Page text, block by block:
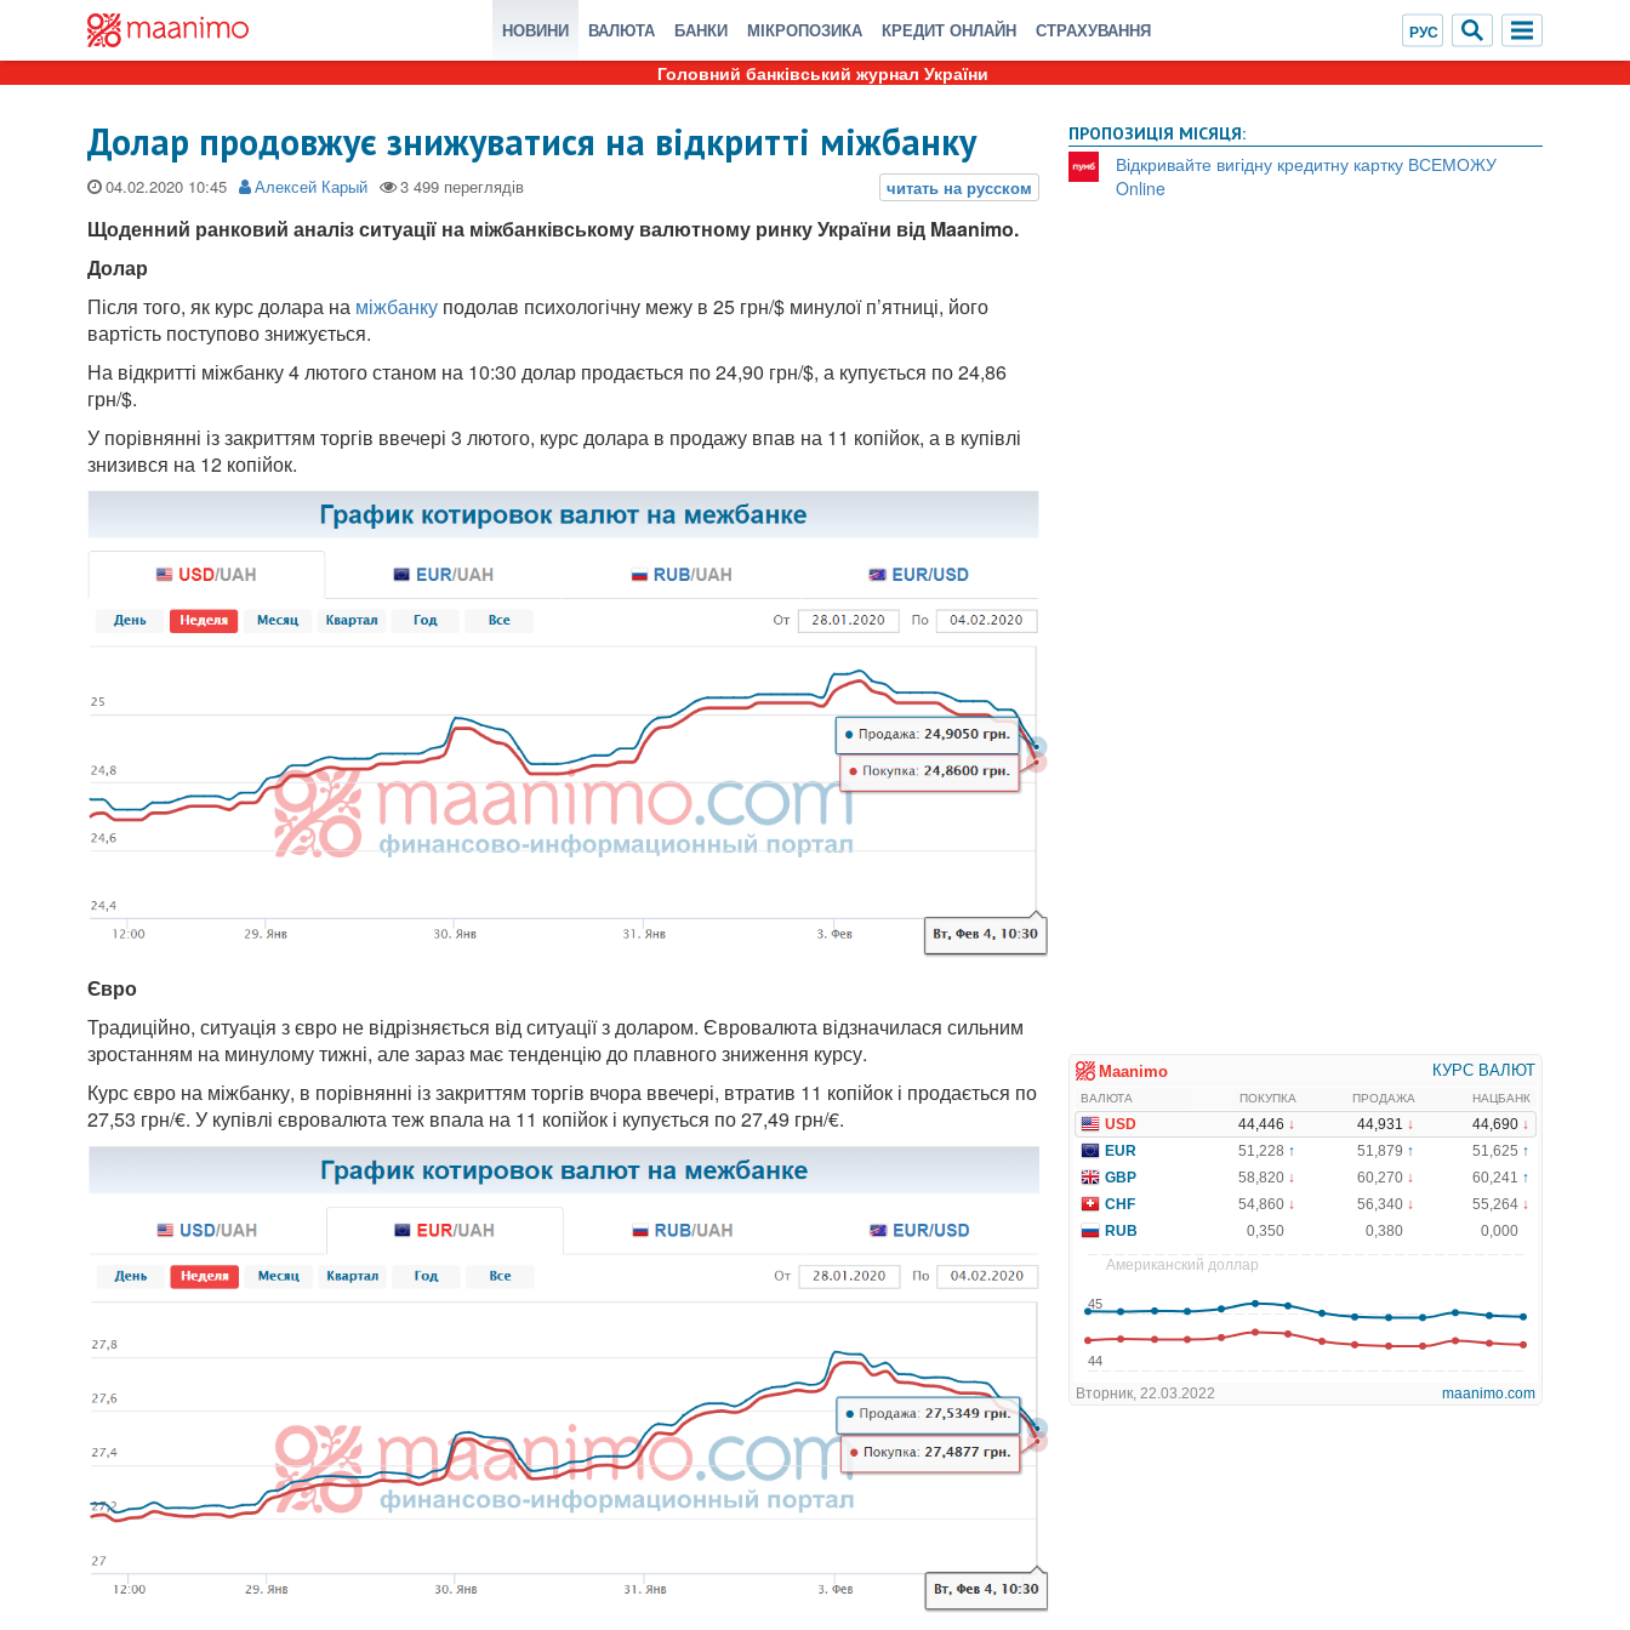
НОВИНИ ВАЛЮТА БАНКИ МІКРОПОЗИКА КРЕДИТ ОНЛАЙН СТРАХУВАННЯ
Головний банківський журнал України
Долар продовжує знижуватися на відкритті міжбанку
04.02.2020 Алексей Карый
Щоденний ранковий аналіз ситуації на міжбанківському валютному ринку України від Maanimo.
Долар
Після того, як курс долара на міжбанку подолав психологічну межу в 25 грн/$ минулої п’ятниці, його
вартість поступово знижується.
На відкритті міжбанку 4 лютого станом на 10:30 долар продається по 24,90 грн/$, а купується по 24,86
грн/$.
У порівнянні із закриттям торгів ввечері 3 лютого, курс долара в продажу впав на 11 копійок, а в купівлі
знизився на 12 копійок.
Євро
Традиційно, ситуація з євро не відрізняється від ситуації з доларом. Євровалюта відзначилася сильним
зростанням на минулому тижні, але зараз має тенденцію до плавного зниження курсу.
Курс євро на міжбанку, в порівнянні із закриттям торгів вчора ввечері, втратив 11 копійок і продається по
27,53 грн/€. У купівлі євровалюта теж впала на 11 копійок і купується по 27,49 грн/€.
ПРОПОЗИЦІЯ МІСЯЦЯ:
Відкривайте вигідну кредитну картку ВСЕМОЖУ
Online